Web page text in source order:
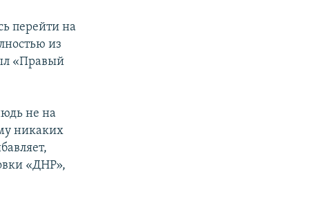
перейти на
из
«Правый
не на
никаких
«ДНР»,